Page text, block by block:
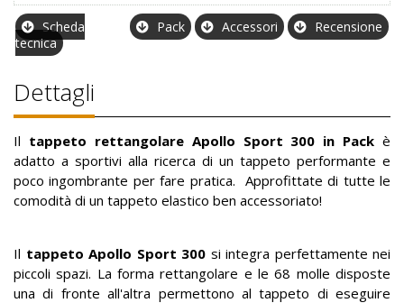
Scheda
tecnica
Pack Accessori Recensione
Dettagli
Il tappeto rettangolare Apollo Sport 300 in Pack è
adatto a sportivi alla ricerca di un tappeto performante e
poco ingombrante per fare pratica. Approfittate di tutte le
comodità di un tappeto elastico ben accessoriato!
Il tappeto Apollo Sport 300 si integra perfettamente nei
piccoli spazi. La forma rettangolare e le 68 molle disposte
una di fronte all'altra permettono al tappeto di eseguire